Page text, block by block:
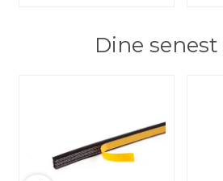
Dine senest